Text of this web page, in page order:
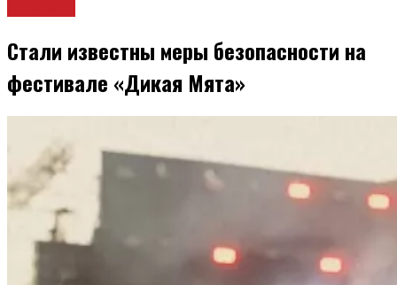
Стали известны меры безопасности на
фестивале «Дикая Мята»